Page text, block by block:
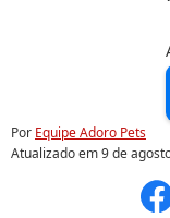
Por Equipe Adoro Pets
Atualizado em9 de